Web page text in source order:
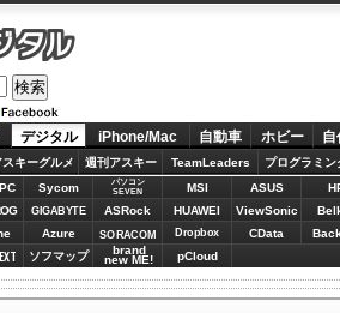
ル
デジタル iPhone/Mac 自動車 ホビー 自
スキーグルメ 週刊アスキー TeamLeaders プログラミン
Sycom
パソコン
SEVEN
MSI ASUS
GIGABYTE ASRock HUAWEI ViewSonic
Azure SORACOM Dropbox CData
ソフマップ brand
new ME! pCloud